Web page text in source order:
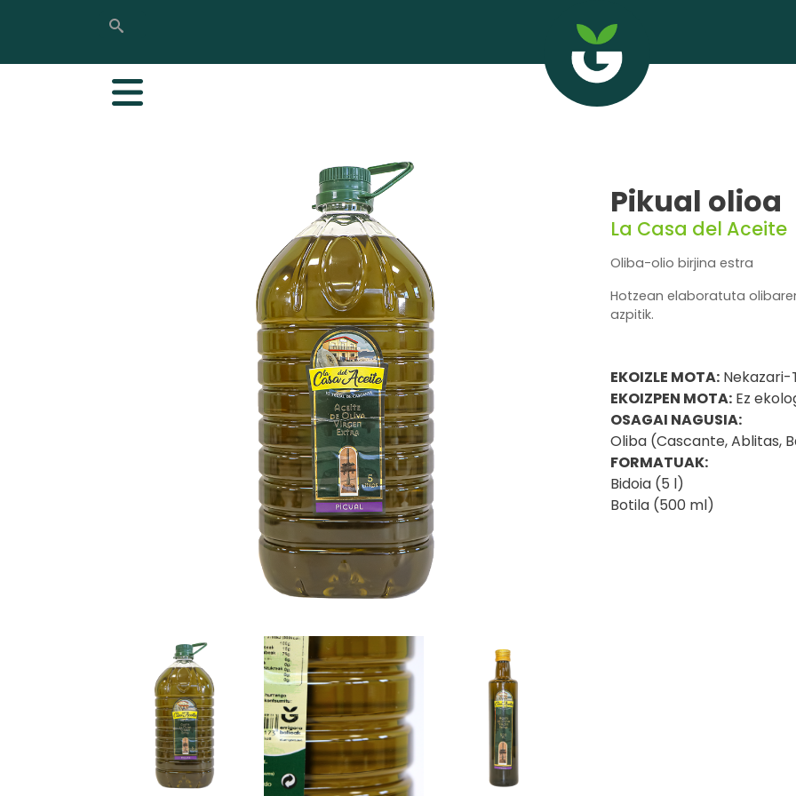
BilatuBilatu
Pikual olioa
La Casa del Aceite
Oliba-olio birjina estra
Hotzean elaboratuta
azpitik.
EKOIZLE MOTA:
EKOIZPEN MOTA: Ez
OSAGAI NAGUSIA:
Oliba (Cascante, Ablitas,
FORMATUAK:
Bidoia (5 l)
Botila (500 ml)